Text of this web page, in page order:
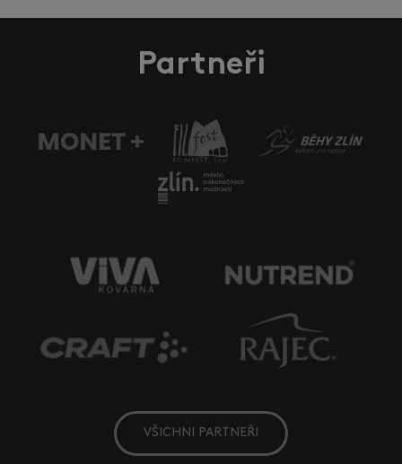
Partneři
VŠICHNI PARTNEŘI